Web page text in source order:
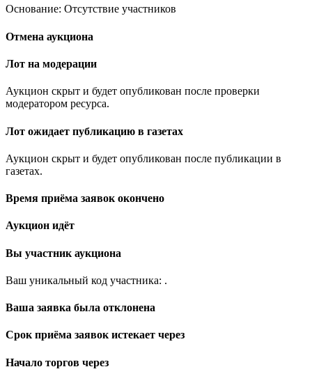
Основание: Отсутствие участников
Отмена аукциона
Лот на модерации
Аукцион скрыт и будет опубликован после проверки
модератором ресурса.
Лот ожидает публикацию в газетах
Аукцион скрыт и будет опубликован после публикации в
газетах.
Время приёма заявок окончено
Аукцион идёт
Вы участник аукциона
Ваш уникальный код участника: .
Ваша заявка была отклонена
Срок приёма заявок истекает через
Начало торгов через